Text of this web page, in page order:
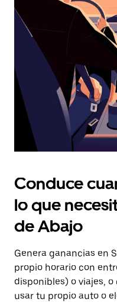
Presiona
la
tecla Esc
para
calendario.
Conduce
lo que
de Abajo
Genera ganancias en
propio horario con
disponibles) o viajes,
usar tu propio auto o